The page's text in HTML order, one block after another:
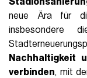
neue Ära für
insbesondere
Nachhaltigkeit
verbinden, mit